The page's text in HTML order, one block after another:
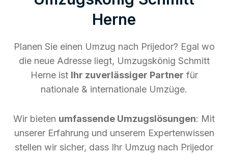
Herne
Planen Sie einen Umzug nach Prijedor? Egal wo
die neue Adresse liegt, Umzugskönig Schmitt
Herne ist Ihr zuverlässiger Partner für
nationale & internationale Umzüge.
Wir bieten umfassende Umzugslösungen: Mit
unserer Erfahrung und unserem Expertenwissen
stellen wir sicher, dass Ihr Umzug nach Prijedor